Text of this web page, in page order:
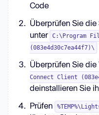
Code
Überprüfen Sie
unter C:\Program
(083e4d30c7ea44f7)\
Überprüfen Sie
Connect Client
deinstallieren Sie
Prüfen